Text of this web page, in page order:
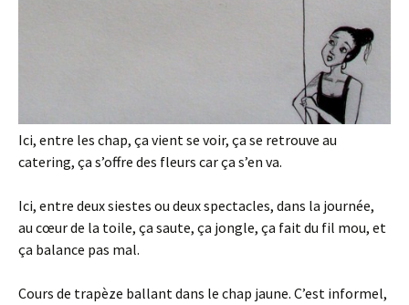
Ici, entre les chap, ça vient se voir, ça se retrouve au
catering, ça s’offre des fleurs car ça s’en va.
Ici, entre deux siestes ou deux spectacles, dans la journée,
au cœur de la toile, ça saute, ça jongle, ça fait du fil mou, et
ça balance pas mal.
Cours de trapèze ballant dans le chap jaune. C’est informel,